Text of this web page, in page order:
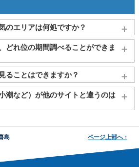
のエリアは何処ですか？
）、石垣島、糸満 、読谷村(都屋)
がよ
どれ位の期間調べることができま
年間分の潮汐情報や日の出・日の入りを
視覚的に分かり易くタイドグラフで、
合わせて確認することができます。
ることはできますか？
が、過去の波高データ（波の高さ）に
ません。
潮など）が他のサイトと違うのは
一された公的な定義はありません。そ
る計算方式によって、境界にあたる日
サイトが別の方式を使っている可能性
島 ページ上部へ ↑